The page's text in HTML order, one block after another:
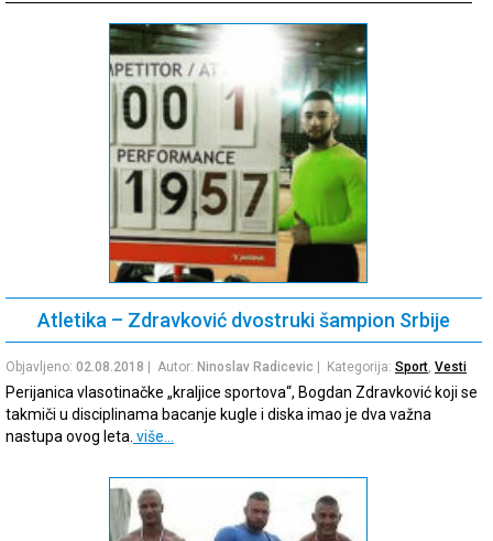
Atletika – Zdravković dvostruki šampion Srbije
Objavljeno: 02.08.2018 | Autor: Ninoslav Radicevic | Kategorija: Sport, Vesti
Perijanica vlasotinačke „kraljice sportova“, Bogdan Zdravković koji se
takmiči u disciplinama bacanje kugle i diska imao je dva važna
nastupa ovog leta. više…